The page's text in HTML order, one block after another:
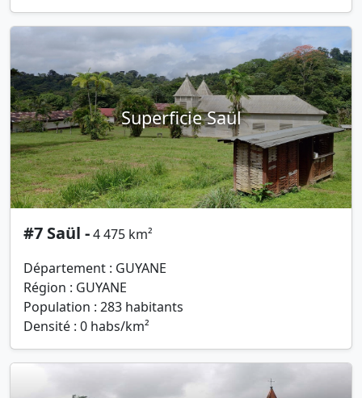
Superficie Saül
#7 Saül -4 475 km²
Département : GUYANE
Région : GUYANE
Population : 283 habitants
Densité : 0 habs/km²